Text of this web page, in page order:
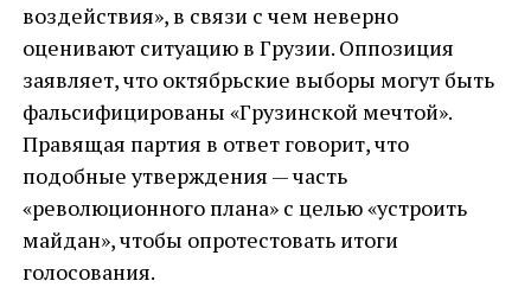
воздействия», в связи с чем неверно
оценивают ситуацию в Грузии. Оппозиция
заявляет, что октябрьские выборы могут быть
фальсифицированы «Грузинской мечтой».
Правящая партия в ответ говорит, что
подобные утверждения — часть
«революционного плана» с целью «устроить
майдан», чтобы опротестовать итоги
голосования.